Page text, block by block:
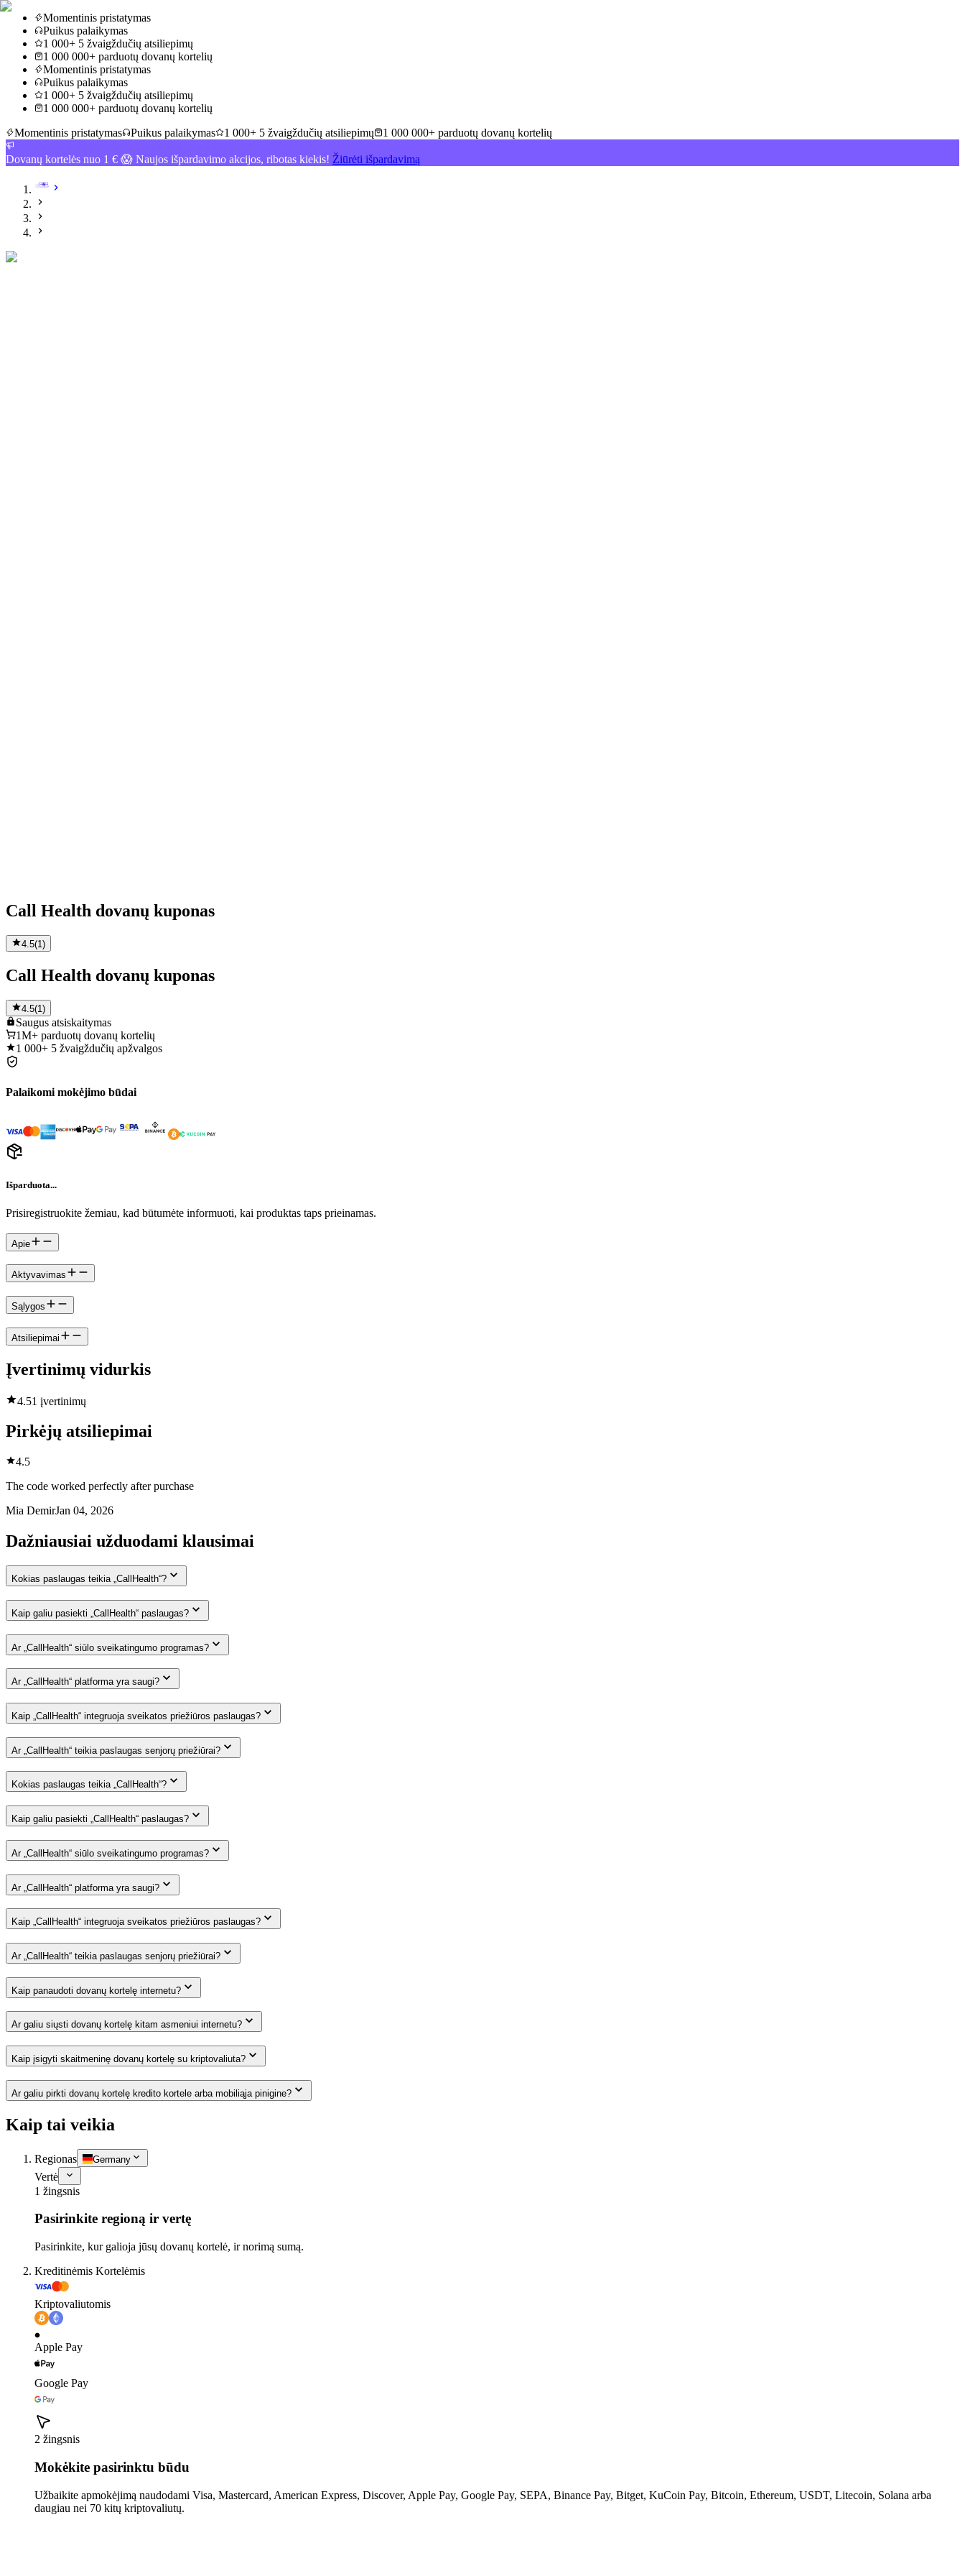
Momentinis pristatymas
Puikus palaikymas
1 000+ 5 žvaigždučių atsiliepimų
1 000 000+ parduotų dovanų kortelių
Momentinis pristatymas
Puikus palaikymas
1 000+ 5 žvaigždučių atsiliepimų
1 000 000+ parduotų dovanų kortelių
Momentinis pristatymas
Puikus palaikymas 1 000+ 5 žvaigždučių atsiliepimų 1 000 000+ parduotų dovanų kortelių
Dovanų kortelės nuo 1 € 😱 Naujos išpardavimo akcijos, ribotas kiekis! Žiūrėti išpardavimą
Call Health dovanų kuponas
4.5(1)
Call Health dovanų kuponas
4.5(1 )
Saugus atsiskaitymas
1M+ parduotų dovanų kortelių
1 000+ 5 žvaigždučių apžvalgos
Palaikomi mokėjimo būdai
Išparduota...
Prisiregistruokite žemiau, kad būtumėte informuoti, kai produktas taps prieinamas.
Apie
Aktyvavimas
Sąlygos
Atsiliepimai
Įvertinimų vidurkis
4.51 įvertinimų
Pirkėjų atsiliepimai
4.5
The code worked perfectly after purchase
Mia DemirJan 04, 2026
Dažniausiai užduodami klausimai
Kokias paslaugas teikia „CallHealth“?
Kaip galiu pasiekti „CallHealth“ paslaugas?
Ar „CallHealth“ siūlo sveikatingumo programas?
Ar „CallHealth“ platforma yra saugi?
Kaip „CallHealth“ integruoja sveikatos priežiūros paslaugas?
Ar „CallHealth“ teikia paslaugas senjorų priežiūrai?
Kokias paslaugas teikia „CallHealth“?
Kaip galiu pasiekti „CallHealth“ paslaugas?
Ar „CallHealth“ siūlo sveikatingumo programas?
Ar „CallHealth“ platforma yra saugi?
Kaip „CallHealth“ integruoja sveikatos priežiūros paslaugas?
Ar „CallHealth“ teikia paslaugas senjorų priežiūrai?
Kaip panaudoti dovanų kortelę internetu?
Ar galiu siųsti dovanų kortelę kitam asmeniui internetu?
Kaip įsigyti skaitmeninę dovanų kortelę su kriptovaliuta?
Ar galiu pirkti dovanų kortelę kredito kortele arba mobiliąja pinigine?
Kaip tai veikia
Regionas Germany
Vertė
1 žingsnis
Pasirinkite regioną ir vertę
Pasirinkite, kur galioja jūsų dovanų kortelė, ir norimą sumą.
Kreditinėmis Kortelėmis
Kriptovaliutomis
Apple Pay
Google Pay
2 žingsnis
Mokėkite pasirinktu būdu
Užbaikite apmokėjimą naudodami Visa, Mastercard, American Express, Discover, Apple Pay, Google Pay, SEPA, Binance Pay, Bitget, KuCoin Pay, Bitcoin, Ethereum, USDT, Litecoin, Solana arba
daugiau nei 70 kitų kriptovaliutų.